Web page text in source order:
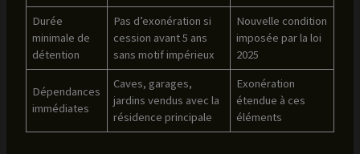
Durée
minimale de
détention
Pas d’exonération si
cession avant 5 ans
sans motif impérieux
Nouvelle condition
imposée par la loi
2025
Dépendances
immédiates
Caves, garages,
jardins vendus avec la
résidence principale
Exonération
étendue à ces
éléments